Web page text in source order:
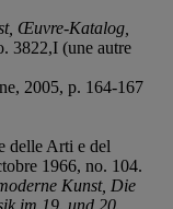
Œuvre-Katalog,
3822,I (une autre
2005, p. 164-167
delle Arti e del
1966, no. 104.
Kunst, Die
im 19. und 20.